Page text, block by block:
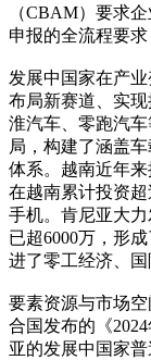
（CBAM）要求
申报的全流程要
发展中国家在产
布局新赛道、实
淮汽车、零跑汽
局，构建了涵盖
体系。越南近年
在越南累计投资
手机。肯尼亚大
已超6000万，形
进了零工经济、国
要素资源与市场
合国发布的《
亚的发展中国家